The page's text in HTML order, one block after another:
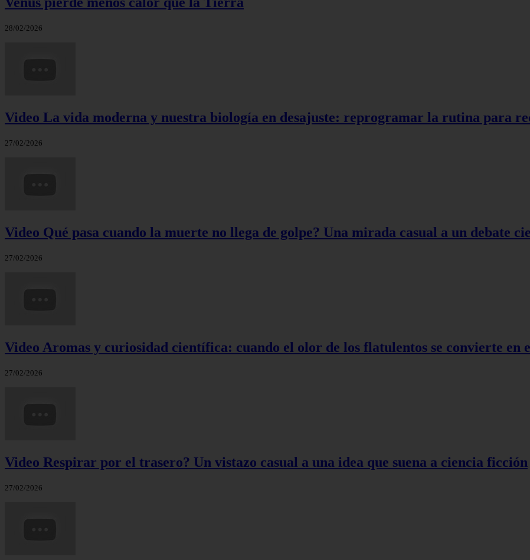
28/02/2026
Video La vida moderna y nuestra biología en desajuste: reprogramar la rutina para
27/02/2026
Video Qué pasa cuando la muerte no llega de golpe? Una mirada casual a un debate
27/02/2026
Video Aromas y curiosidad científica: cuando el olor de los flatulentos se convierte en
27/02/2026
Video Respirar por el trasero? Un vistazo casual a una idea que suena a ciencia ficción
27/02/2026